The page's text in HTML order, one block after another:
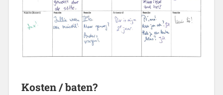
Kosten / baten?